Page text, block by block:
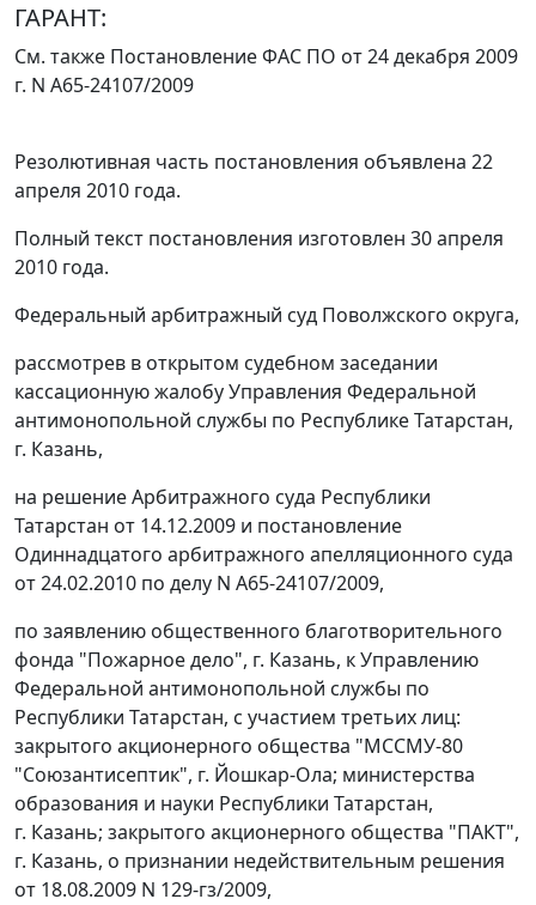
ГАРАНТ:
См. также ПостановлениеФАС ПО от 24 декабря 2009
г. N А65-24107/2009
Резолютивная часть постановления объявлена 22
апреля 2010 года.
Полный текст постановления изготовлен 30 апреля
2010 года.
Федеральный арбитражный суд Поволжского округа,
рассмотрев в открытом судебном заседании
кассационную жалобу Управления Федеральной
антимонопольной службы по Республике Татарстан,
г. Казань,
на решение Арбитражного суда Республики
Татарстан от 14.12.2009 и постановление
Одиннадцатого арбитражного апелляционного суда
от 24.02.2010 по делу N А65-24107/2009,
по заявлению общественного благотворительного
фонда "Пожарное дело", г. Казань, к Управлению
Федеральной антимонопольной службы по
Республики Татарстан, с участием третьих лиц:
закрытого акционерного общества "МССМУ-80
"Союзантисептик", г. Йошкар-Ола; министерства
образования и науки Республики Татарстан,
г. Казань; закрытого акционерного общества "ПАКТ",
г. Казань, о признании недействительным решения
от 18.08.2009 N 129-гз/2009,